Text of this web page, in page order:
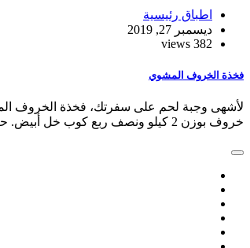
اطباق رئيسية
ديسمبر 27, 2019
382 views
فخذة الخروف المشوي
لأشهى وجبة لحم على سفرتك، فخذة الخروف
خروف بوزن 2 كيلو ونصف ربع كوب خل أبيض. حبة…